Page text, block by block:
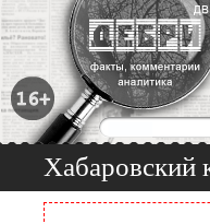
Хабаровский